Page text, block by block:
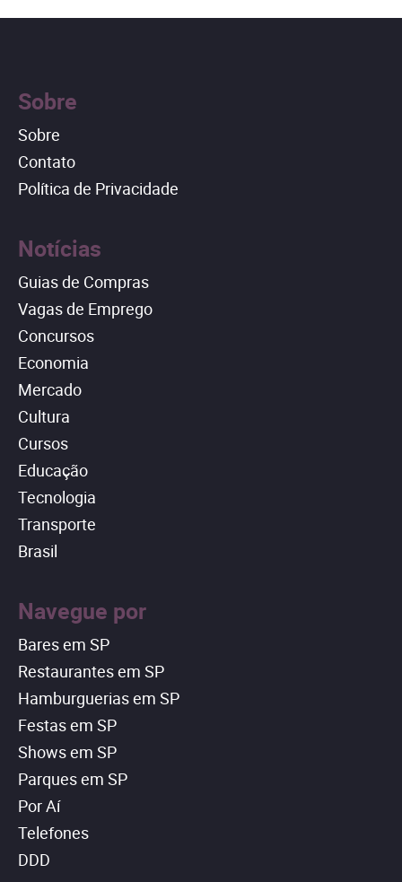
Sobre
Sobre
Contato
Política de Privacidade
Notícias
Guias de Compras
Vagas de Emprego
Concursos
Economia
Mercado
Cultura
Cursos
Educação
Tecnologia
Transporte
Brasil
Navegue por
Bares em SP
Restaurantes em SP
Hamburguerias em SP
Festas em SP
Shows em SP
Parques em SP
Por Aí
Telefones
DDD